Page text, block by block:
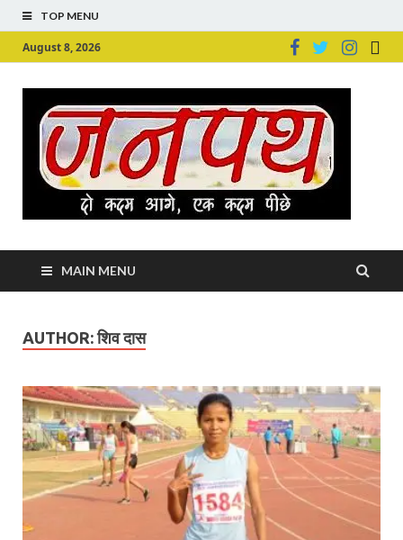
TOP MENU
August 8, 2026
MAIN MENU
AUTHOR:शिव दास